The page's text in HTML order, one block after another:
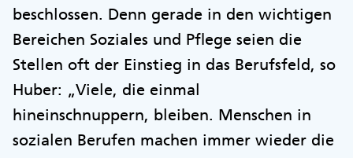
beschlossen. Denn gerade in den wichtigen
Bereichen Soziales und Pflege seien die
Stellen oft der Einstieg in das Berufsfeld, so
Huber: „Viele, die einmal
hineinschnuppern, bleiben. Menschen in
sozialen Berufen machen immer wieder die